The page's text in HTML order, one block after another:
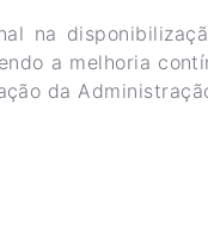
na
a melhoria
da